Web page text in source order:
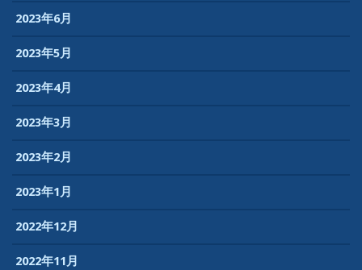
2023年6月
2023年5月
2023年4月
2023年3月
2023年2月
2023年1月
2022年12月
2022年11月